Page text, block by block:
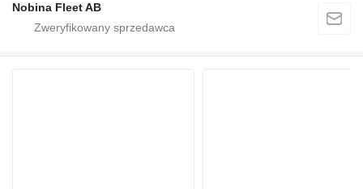
Nobina Fleet AB